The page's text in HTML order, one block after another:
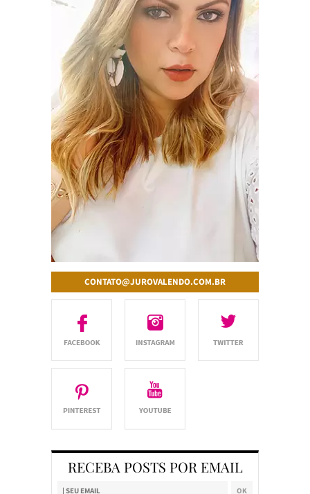
CONTATO@JUROVALENDO.COM.BR
RECEBA POSTS POR EMAIL